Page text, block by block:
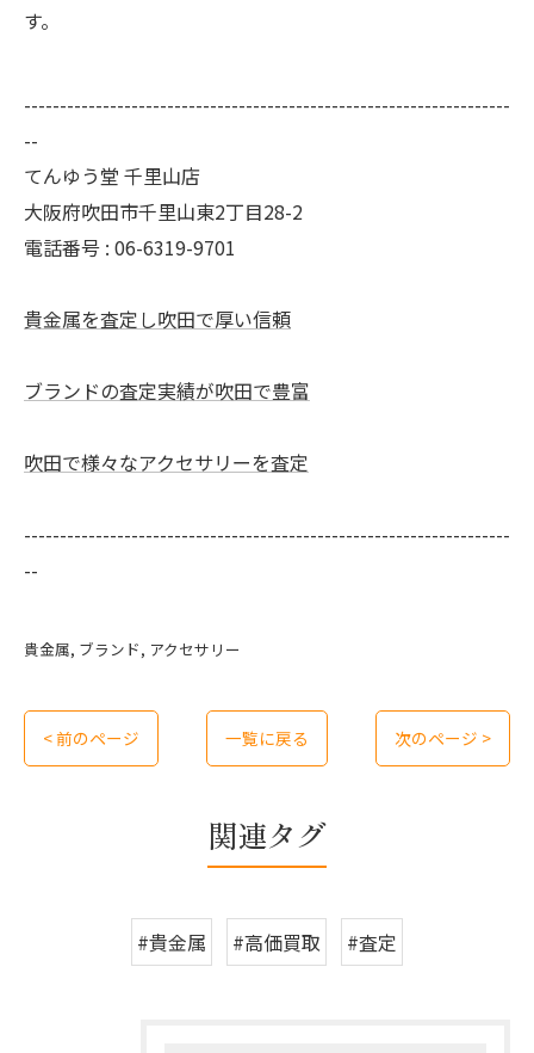
す。
--------------------------------------------------------------------
--
てんゆう堂 千里山店
大阪府吹田市千里山東2丁目28-2
電話番号 : 06-6319-9701
貴金属を査定し吹田で厚い信頼
ブランドの査定実績が吹田で豊富
吹田で様々なアクセサリーを査定
--------------------------------------------------------------------
--
貴金属 ブランド アクセサリー
< 前のページ 一覧に戻る 次のページ >
関連タグ
#貴金属 #高価買取 #査定